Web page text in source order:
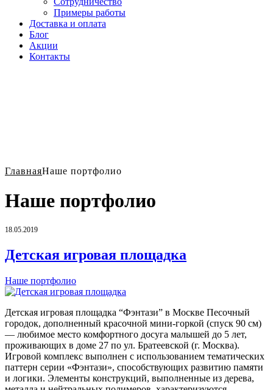
Примеры работы
Доставка и оплата
Блог
Акции
Контакты
ГлавнаяНаше портфолио
Наше портфолио
18.05.2019
Детская игровая площадка
Наше портфолио
Детская игровая площадка “Фэнтази” в Москве Песочный
городок, дополненный красочной мини-горкой (спуск 90 см)
— любимое место комфортного досуга малышей до 5 лет,
проживающих в доме 27 по ул. Братеевской (г. Москва).
Игровой комплекс выполнен с использованием тематических
паттерн серии «Фэнтази», способствующих развитию памяти
и логики. Элементы конструкций, выполненные из дерева,